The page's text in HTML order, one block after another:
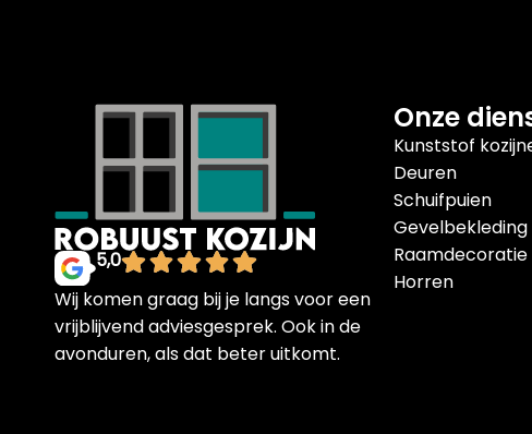
5,0
Wij komen graag bij je langs voor een
vrijblijvend adviesgesprek. Ook in de
avonduren, als dat beter uitkomt.
Onze
Kunststof
Deuren
Schuifpuien
Gevelbekleding
Raamdecoratie
Horren